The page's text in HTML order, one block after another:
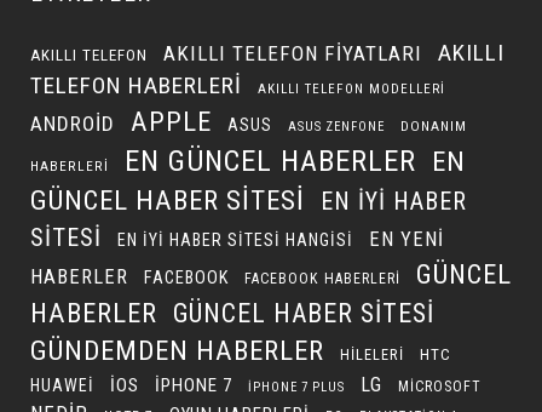
AKILLI TELEFON AKILLI TELEFON FIYATLARI
AKILLI
TELEFON HABERLERI
AKILLI TELEFON MODELLERI
ANDROID APPLE ASUS ASUS ZENFONE DONANIM
HABERLERI EN GÜNCEL HABERLER
EN
GÜNCEL HABER SITESI
EN IYI HABER
SITESI
EN IYI HABER SITESI HANGISI
EN YENI
HABERLER
FACEBOOK FACEBOOK HABERLERI
GÜNCEL
HABERLER
GÜNCEL HABER SITESI
GÜNDEMDEN HABERLER HILELERI HTC
HUAWEI IOS IPHONE 7 IPHONE 7 PLUS LG MICROSOFT